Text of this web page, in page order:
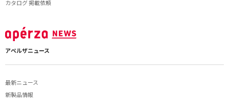
カタログ 掲載依頼
アペルザニュース
最新ニュース
新製品情報